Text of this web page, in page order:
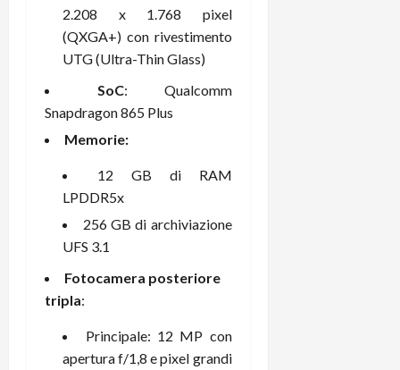
2.208 x 1.768 pixel
(QXGA+) con rivestimento
UTG (Ultra-Thin Glass)
SoC: Qualcomm
Snapdragon 865 Plus
Memorie:
12 GB di RAM
LPDDR5x
256 GB di archiviazione
UFS 3.1
Fotocamera posteriore
tripla:
Principale: 12 MP con
apertura f/1,8 e pixel grandi